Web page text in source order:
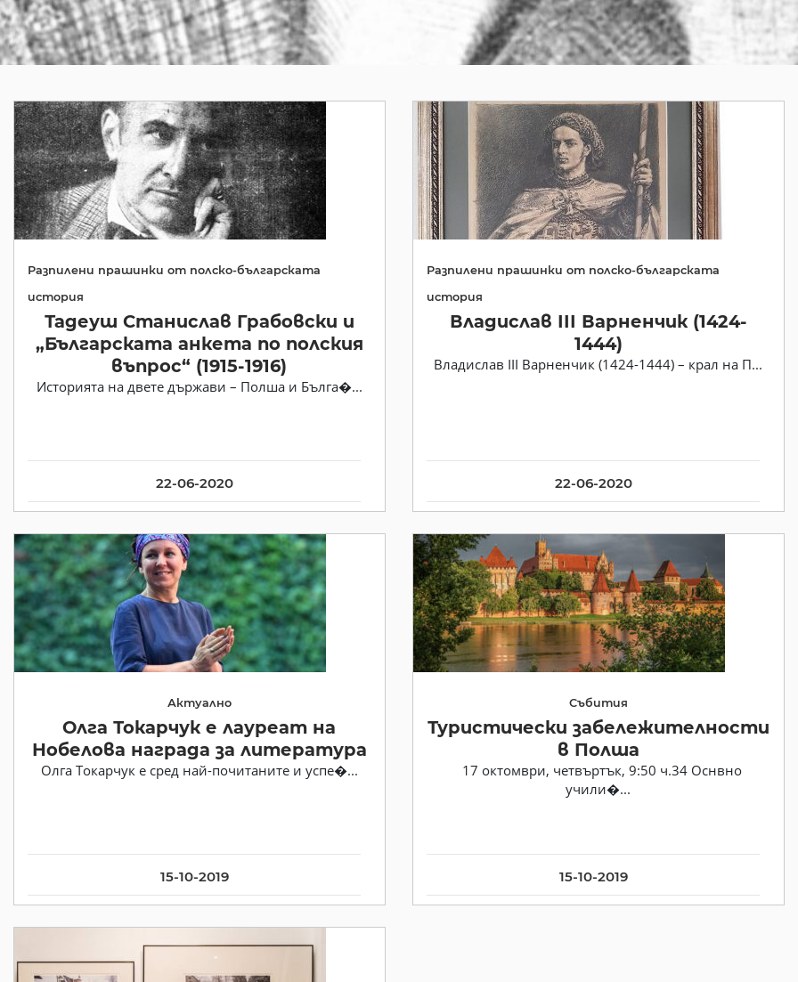
22-06-2020
Разпилени прашинки от полско-българската
история
Тадеуш Станислав Грабовски и
„Българската анкета по полския
въпрос“ (1915-1916)
Историята на двете държави – Полша и Бълга�...
22-06-2020
Разпилени прашинки от полско-българската
история
Владислав ІІІ Варненчик (1424-
1444)
Владислав ІІІ Варненчик (1424-1444) – крал на П...
15-10-2019
Актуално
Олга Токарчук е лауреат на
Нобелова награда за литература
Олга Токарчук е сред най-почитаните и успе�...
15-10-2019
Събития
Туристически забележителности
в Полша
17 октомври, четвъртък, 9:50 ч.34 Оснвно
учили�...